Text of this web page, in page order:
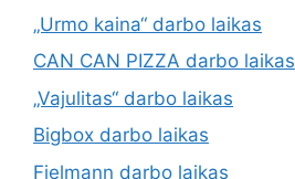
„Urmo kaina“ darbo laikas
CAN CAN PIZZA darbo laikas
„Vajulitas“ darbo laikas
Bigbox darbo laikas
Fielmann darbo laikas